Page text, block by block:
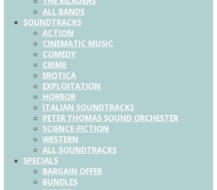
ALL BANDS
SOUNDTRACKS
ACTION
CINEMATIC MUSIC
COMEDY
CRIME
EROTICA
EXPLOITATION
HORROR
ITALIAN SOUNDTRACKS
PETER THOMAS SOUND ORCHESTER
SCIENCE-FICTION
WESTERN
ALL SOUNDTRACKS
SPECIALS
BARGAIN OFFER
BUNDLES